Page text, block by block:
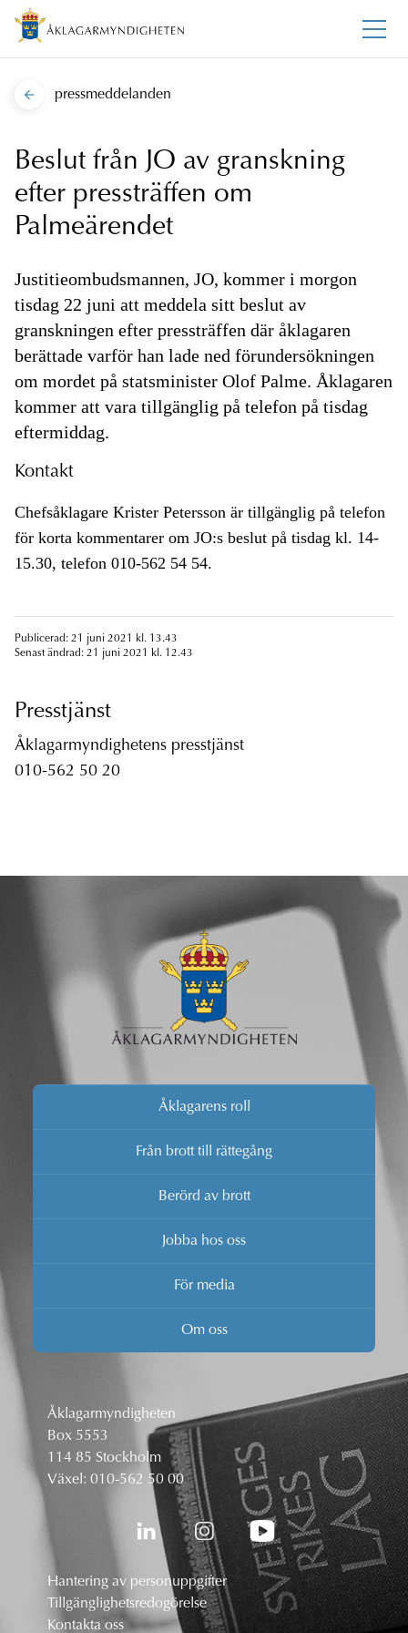
pressmeddelanden
Beslut från JO av granskning
efter pressträffen om
Palmeärendet
Justitieombudsmannen, JO, kommer i morgon
tisdag 22 juni att meddela sitt beslut av
granskningen efter pressträffen där åklagaren
berättade varför han lade ned förundersökningen
om mordet på statsminister Olof Palme. Åklagaren
kommer att vara tillgänglig på telefon på tisdag
eftermiddag.
Kontakt
Chefsåklagare Krister Petersson är tillgänglig på telefon
för korta kommentarer om JO:s beslut på tisdag kl. 14-
15.30, telefon 010-562 54 54.
Publicerad: 21 juni 2021 kl. 13.43
Senast ändrad: 21 juni 2021 kl. 12.43
Presstjänst
Åklagarmyndighetens presstjänst
010-562 50 20
Åklagarens roll
Från brott till rättegång
Berörd av brott
Jobba hos oss
För media
Om oss
Åklagarmyndigheten
Box 5553
114 85 Stockholm
Växel: 010-562 50 00
Hantering av personuppgifter
Tillgänglighetsredogörelse
Kontakta oss